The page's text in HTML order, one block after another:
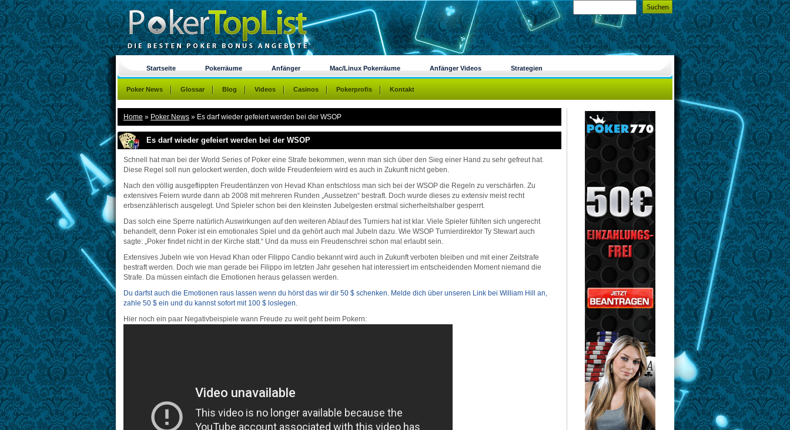
Home » Poker News » Es darf wieder gefeiert werden bei der WSOP
Es darf wieder gefeiert werden bei der WSOP
Schnell hat man bei der World Series of Poker eine Strafe bekommen, wenn man sich über den Sieg einer Hand zu sehr gefreut hat.
Diese Regel soll nun gelockert werden, doch wilde Freudenfeiern wird es auch in Zukunft nicht geben.
Nach den völlig ausgeflippten Freudentänzen von Hevad Khan entschloss man sich bei der WSOP die Regeln zu verschärfen. Zu
extensives Feiern wurde dann ab 2008 mit mehreren Runden „Aussetzen“ bestraft. Doch wurde dieses zu extensiv meist recht
erbsenzählerisch ausgelegt. Und Spieler schon bei den kleinsten Jubelgesten erstmal sicherheitshalber gesperrt.
Das solch eine Sperre natürlich Auswirkungen auf den weiteren Ablauf des Turniers hat ist klar. Viele Spieler fühlten sich ungerecht
behandelt, denn Poker ist ein emotionales Spiel und da gehört auch mal Jubeln dazu. Wie WSOP Turnierdirektor Ty Stewart auch
sagte: „Poker findet nicht in der Kirche statt.“ Und da muss ein Freudenschrei schon mal erlaubt sein.
Extensives Jubeln wie von Hevad Khan oder Filippo Candio bekannt wird auch in Zukunft verboten bleiben und mit einer Zeitstrafe
bestraft werden. Doch wie man gerade bei Filippo im letzten Jahr gesehen hat interessiert im entscheidenden Moment niemand die
Strafe. Da müssen einfach die Emotionen heraus gelassen werden.
Du darfst auch die Emotionen raus lassen wenn du hörst das wir dir 50 $ schenken. Melde dich über unseren Link bei William Hill an,
zahle 50 $ ein und du kannst sofort mit 100 $ loslegen.
Hier noch ein paar Negativbeispiele wann Freude zu weit geht beim Pokern:
Startseite Pokerräume Anfänger Mac/Linux Pokerräume Anfänger Videos Strategien
Poker News Glossar Blog Videos Casinos Pokerprofis Kontakt